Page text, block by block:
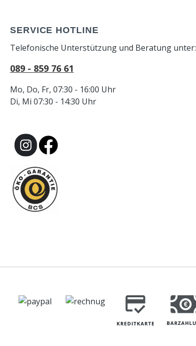
SERVICE HOTLINE
Telefonische Unterstützung und Beratung unter:
089 - 859 76 61
Mo, Do, Fr, 07:30 - 16:00 Uhr
Di, Mi 07:30 - 14:30 Uhr